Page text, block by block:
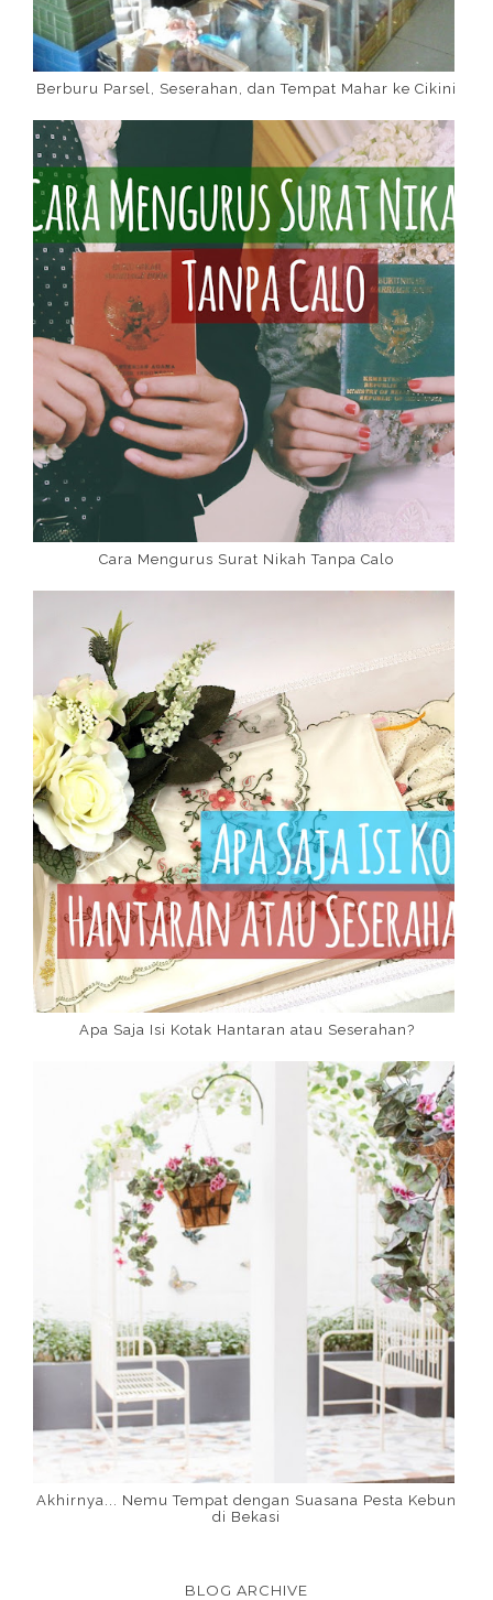
Berburu Parsel, Seserahan, dan Tempat Mahar ke Cikini
Cara Mengurus Surat Nikah Tanpa Calo
Apa Saja Isi Kotak Hantaran atau Seserahan?
Akhirnya... Nemu Tempat dengan Suasana Pesta Kebun
di Bekasi
BLOG ARCHIVE